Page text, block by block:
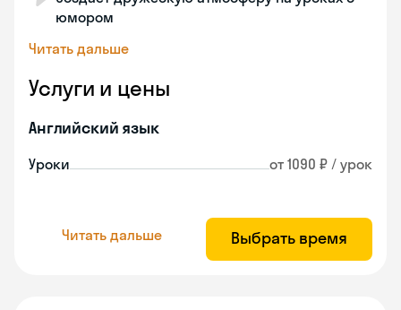
юмором
Читать дальше
Услуги и цены
Английский язык
Уроки от 1090 ₽ / урок
Читать дальше Выбрать время